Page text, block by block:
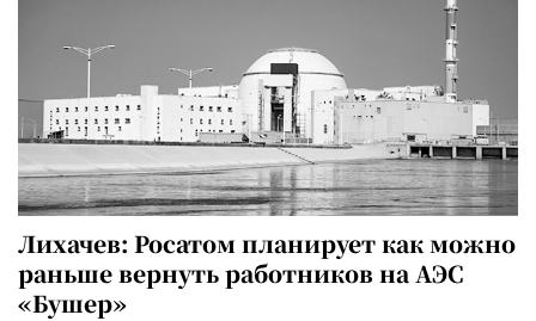
Лихачев: Росатом планирует как можно
раньше вернуть работников на АЭС
«Бушер»